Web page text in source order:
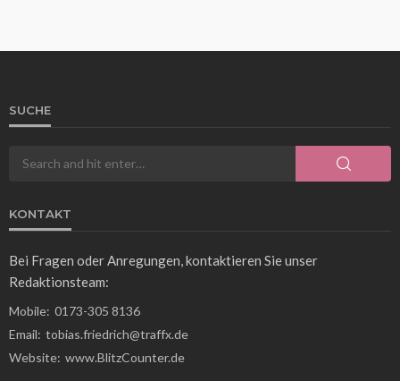
SUCHE
KONTAKT
Bei Fragen oder Anregungen, kontaktieren Sie unser
Redaktionsteam:
Mobile: 0173-305 8136
Email: tobias.friedrich@traffx.de
Website: www.BlitzCounter.de